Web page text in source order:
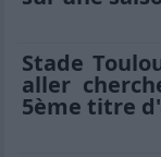
Stade
aller
5ème titre